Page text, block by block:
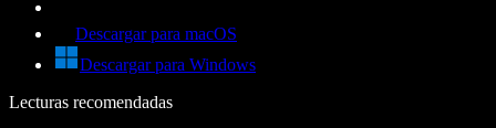
Descargar para macOS
Descargar para Windows
Lecturas recomendadas